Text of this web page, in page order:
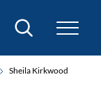
Sök
Sheila Kirkwood